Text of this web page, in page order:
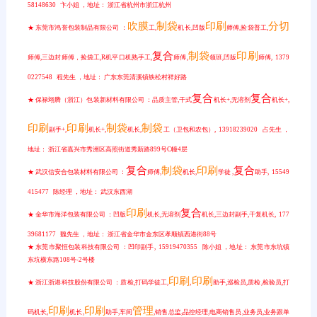
58148630 卞小姐 ，地址： 浙江省杭州市浙江杭州
★ 东莞市鸿誉包装制品有限公司 ： 吹膜工,制袋机长,凹版 印刷 师傅,捡袋普工,分切
师傅,三边封师傅，捡袋工,R机平口机熟手工,复合 师傅,制袋领班,凹版 印刷 师傅, 1379
0227548 程先生 ，地址： 广东东莞清溪镇铁松村祥好路
★ 保禄翊腾（浙江）包装新材料有限公司 ：品质主管,干式复合 机长+,无溶剂复合机长+,
印刷副手+,印刷 机长+,制袋机长,制袋 工（卫包和农包）, 13918239020 占先生 ，
地址： 浙江省嘉兴市秀洲区高照街道秀新路899号C幢4层
★ 武汉信安合包装材料有限公司 ： 复合 师傅,制袋机长,印刷学徒 ,复合助手, 15549
415477 陈经理 ，地址： 武汉东西湖
★ 金华市海洋包装有限公司 ：凹版 印刷机长,无溶剂 复合机长,三边封副手,干复机长, 177
39681177 魏先生 ，地址： 浙江省金华市金东区孝顺镇西港街88号
★ 东莞市聚恒包装科技有限公司 ：凹印副手, 15919470355 陈小姐 ，地址： 东莞市东坑镇
东坑横东路108号-2号楼
★ 浙江浙港科技股份有限公司 ：质检,打码学徒工,印刷 , 印刷 助手,巡检员,质检,检验员,打
码机长,印刷机长,印刷 助手,车间 管理,销售总监,品控经理,电商销售员,业务员,业务跟单